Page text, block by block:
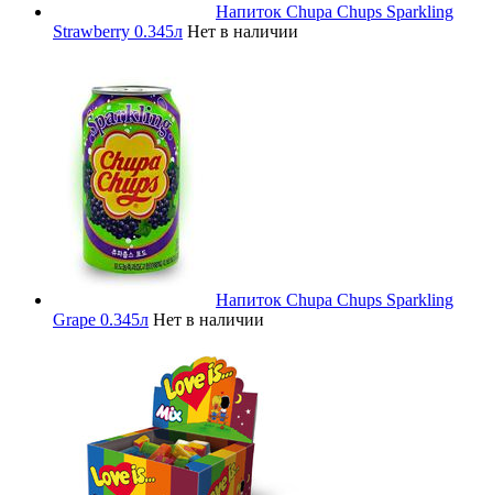
Напиток Chupa Chups Sparkling
Strawberry 0.345л Нет в наличии
Напиток Chupa Chups Sparkling
Grape 0.345л Нет в наличии